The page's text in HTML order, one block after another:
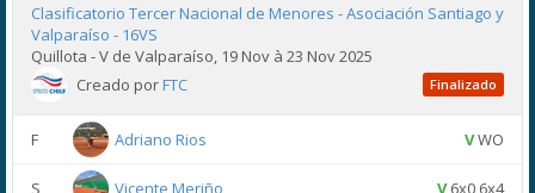
Clasificatorio Tercer Nacional de Menores - Asociación Santiago y
Valparaíso - 16VS
Quillota - V de Valparaíso, 19 Nov à 23 Nov 2025
Creado porFTC Finalizado
F Adriano Rios VWO
S Vicente Meriño V6x0 6x4